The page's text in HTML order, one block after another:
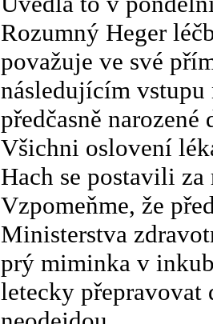
Rozumný Heger
považuje ve své
následujícím vstupu
předčasně
Všichni oslovení
Hach se postavili
Vzpomeňme, že
Ministerstva
prý miminka v
letecky přepravovat